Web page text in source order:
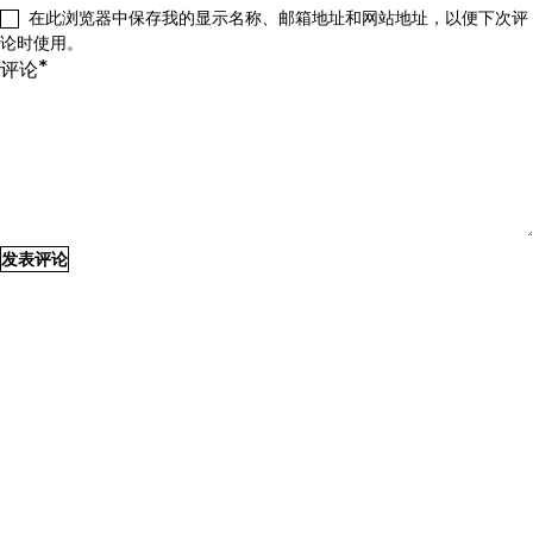
评论*
在此浏览器中保存我的显示名称、邮箱地址和网站地址，以便下次评
论时使用。